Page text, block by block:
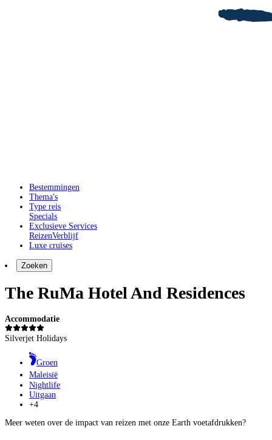
Bestemmingen
Thema's
Type reis
Specials
Exclusieve Services
ReizenVerblijf
Luxe cruises
Zoeken
The RuMa Hotel And Residences
Accommodatie
Silverjet Holidays
Groen
Maleisië
Nightlife
Uitgaan
+4
Meer weten over de impact van reizen met onze Earth voetafdrukken?